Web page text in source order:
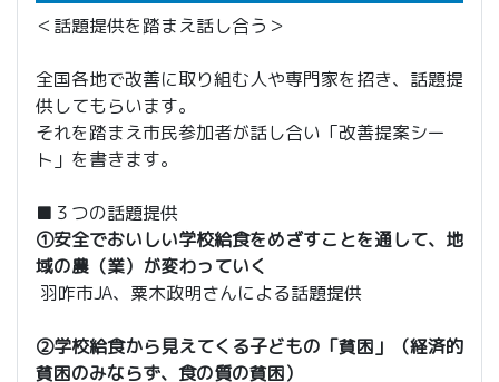
＜話題提供を踏まえ話し合う＞
全国各地で改善に取り組む人や専門家を招き、話題提
供してもらいます。
それを踏まえ市民参加者が話し合い「改善提案シー
ト」を書きます。
■３つの話題提供
①安全でおいしい学校給食をめざすことを通して、地
域の農（業）が変わっていく
羽咋市JA、粟木政明さんによる話題提供
②学校給食から見えてくる子どもの「貧困」（経済的
貧困のみならず、食の質の貧困）